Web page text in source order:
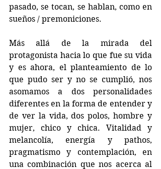
pasado, se tocan, se hablan, como en
sueños / premoniciones.
Más allá de la mirada del
protagonista hacia lo que fue su vida
y es ahora, el planteamiento de lo
que pudo ser y no se cumplió, nos
asomamos a dos personalidades
diferentes en la forma de entender y
de ver la vida, dos polos, hombre y
mujer, chico y chica. Vitalidad y
melancolía, energía y pathos,
pragmatismo y contemplación, en
una combinación que nos acerca al